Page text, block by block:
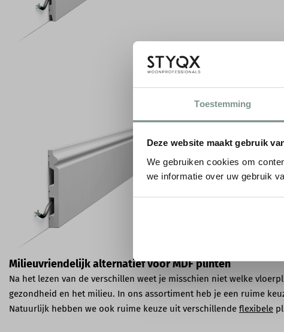
Toestemming
Deze website maakt gebruik
We gebruiken cookies om
we informatie over uw gebruik
Milieuvriendelijk alternatief voor MDF plinten
Na het lezen van de verschillen weet je misschien niet welke
gezondheid en het milieu. In ons assortiment heb je een ruime
Natuurlijk hebben we ook ruime keuze uit verschillende flexibele